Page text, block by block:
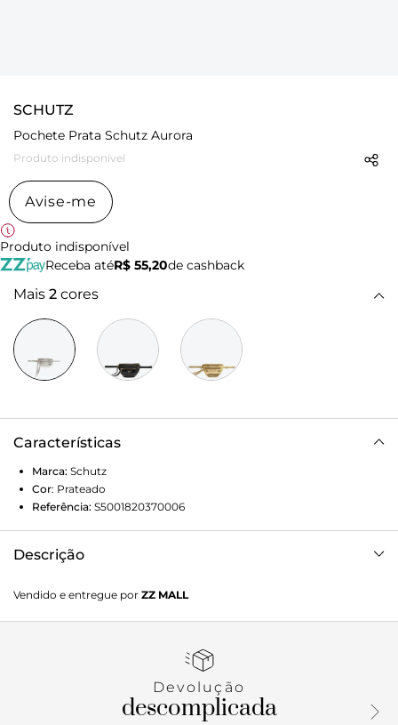
SCHUTZ
Pochete Prata Schutz Aurora
Produto indisponível
Avise-me
Produto indisponível
Receba atéR$ 55,20de cashback
Mais 2 cores
Características
Marca: Schutz
Cor: Prateado
Referência: S5001820370006
Descrição
Vendido e entregue por ZZ MALL
Devolução
descomplicada